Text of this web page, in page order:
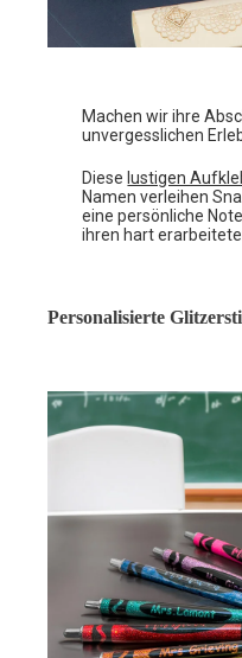
Machen wir ihre
unvergesslichen
Diese lustigen
Namen verleihen
eine persönliche
ihren hart
Personalisierte